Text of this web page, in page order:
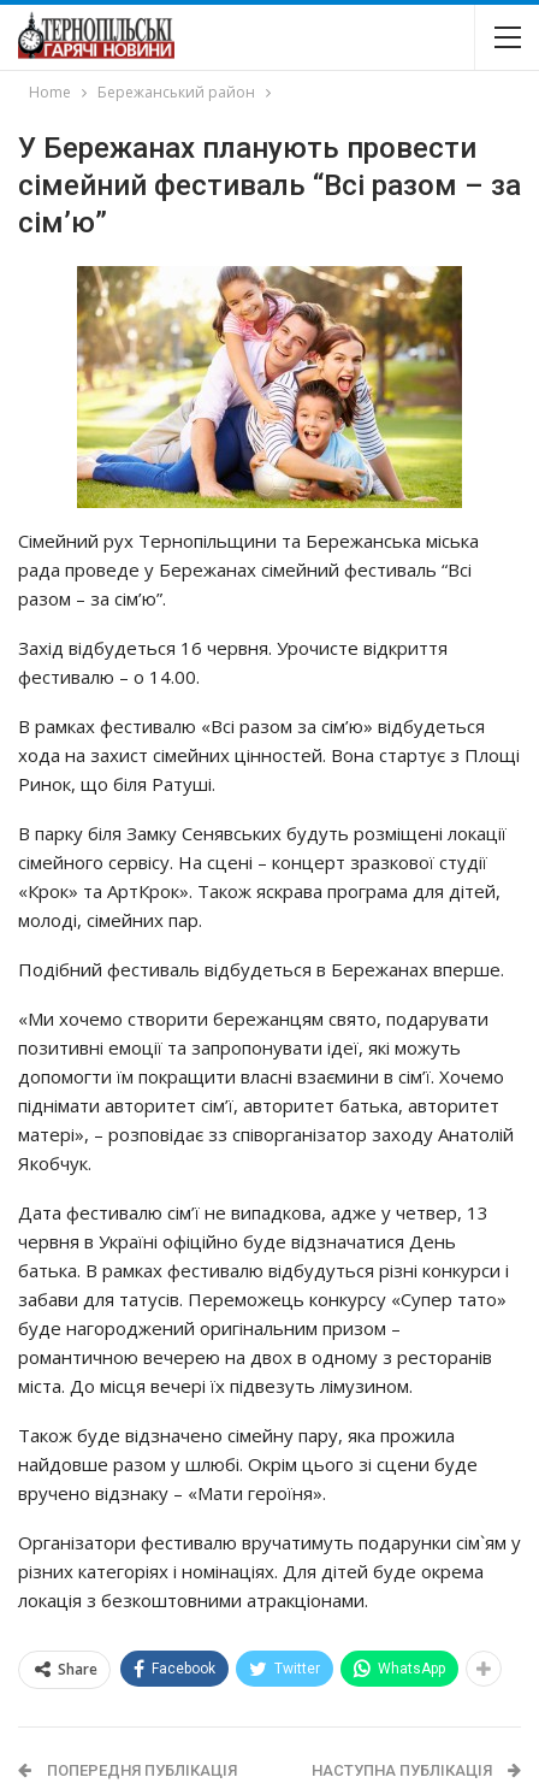
Home Бережанський район
У Бережанах планують провести
сімейний фестиваль “Всі разом – за
сім’ю”
Сімейний рух Тернопільщини та Бережанська міська
рада проведе у Бережанах сімейний фестиваль “Всі
разом – за сім’ю”.
Захід відбудеться 16 червня. Урочисте відкриття
фестивалю – о 14.00.
В рамках фестивалю «Всі разом за сім’ю» відбудеться
хода на захист сімейних цінностей. Вона стартує з Площі
Ринок, що біля Ратуші.
В парку біля Замку Сенявських будуть розміщені локації
сімейного сервісу. На сцені – концерт зразкової студії
«Крок» та АртКрок». Також яскрава програма для дітей,
молоді, сімейних пар.
Подібний фестиваль відбудеться в Бережанах вперше.
«Ми хочемо створити бережанцям свято, подарувати
позитивні емоції та запропонувати ідеї, які можуть
допомогти їм покращити власні взаємини в сім’ї. Хочемо
піднімати авторитет сім’ї, авторитет батька, авторитет
матері», – розповідає зз співорганізатор заходу Анатолій
Якобчук.
Дата фестивалю сім’ї не випадкова, адже у четвер, 13
червня в Україні офіційно буде відзначатися День
батька. В рамках фестивалю відбудуться різні конкурси і
забави для татусів. Переможець конкурсу «Супер тато»
буде нагороджений оригінальним призом –
романтичною вечерею на двох в одному з ресторанів
міста. До місця вечері їх підвезуть лімузином.
Також буде відзначено сімейну пару, яка прожила
найдовше разом у шлюбі. Окрім цього зі сцени буде
вручено відзнаку – «Мати героїня».
Організатори фестивалю вручатимуть подарунки сім`ям у
різних категоріях і номінаціях. Для дітей буде окрема
локація з безкоштовними атракціонами.
Share Facebook Twitter WhatsApp
ПОПЕРЕДНЯ ПУБЛІКАЦІЯ НАСТУПНА ПУБЛІКАЦІЯ